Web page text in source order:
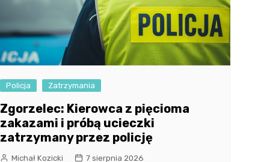
Policja Zatrzymania
Zgorzelec: Kierowca z pięcioma
zakazami i próbą ucieczki
zatrzymany przez policję
Michał Kozicki 7 sierpnia 2026